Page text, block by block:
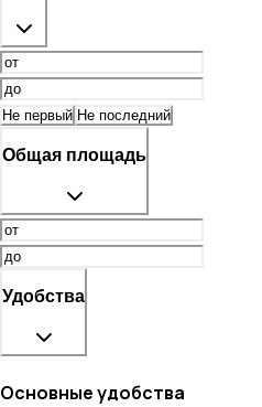
Не первый Не последний
Общая площадь
Удобства
Основные удобства